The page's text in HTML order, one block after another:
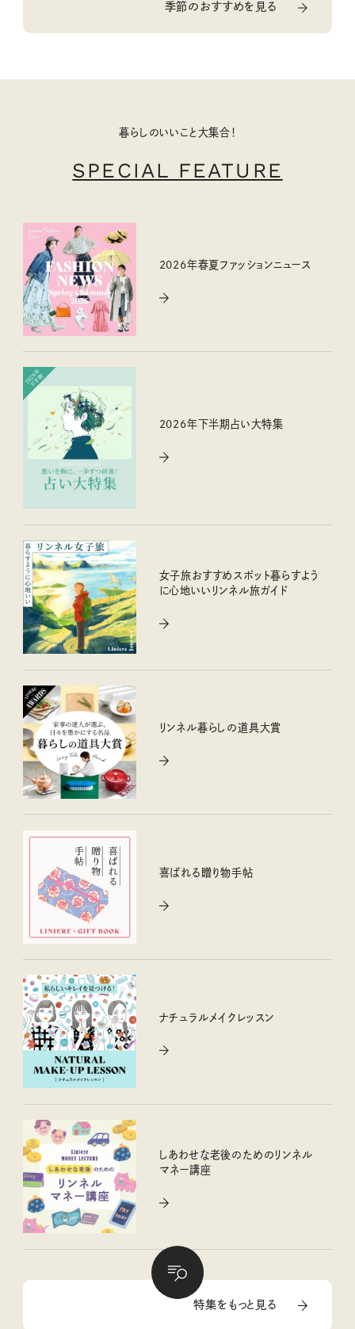
季節のおすすめを見る
暮らしのいいこと大集合！
SPECIAL FEATURE
2026年春夏ファッションニュース
2026年下半期占い大特集
女子旅おすすめスポット暮らすよう
に心地いいリンネル旅ガイド
リンネル暮らしの道具大賞
喜ばれる贈り物手帖
ナチュラルメイクレッスン
しあわせな老後のためのリンネル
マネー講座
特集をもっと見る